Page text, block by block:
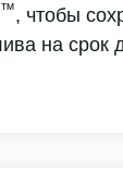
™, чтобы
на срок